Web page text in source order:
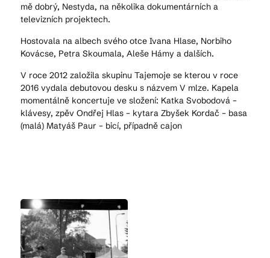
mě dobrý, Nestyda, na několika dokumentárních a
televizních projektech.
Hostovala na albech svého otce Ivana Hlase, Norbiho
Kovácse, Petra Skoumala, Aleše Hámy a dalších.
V roce 2012 založila skupinu Tajemoje se kterou v roce
2016 vydala debutovou desku s názvem V mlze. Kapela
momentálně koncertuje ve složení: Katka Svobodová –
klávesy, zpěv Ondřej Hlas – kytara Zbyšek Kordač – basa
(malá) Matyáš Paur – bicí, případně cajon